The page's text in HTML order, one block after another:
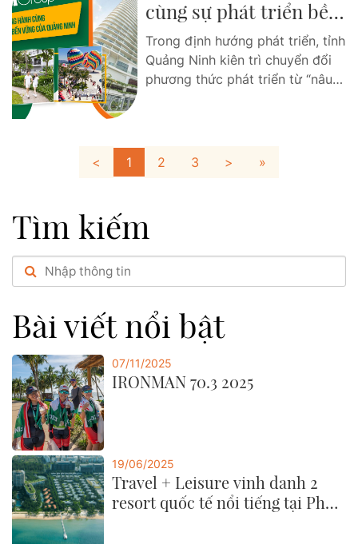
Marina, và cũng là những resort
cùng sự phát triển bền
vững của Quảng Ninh
Trong định hướng phát triển, tỉnh
Quảng Ninh kiên trì chuyển đổi
phương thức phát triển từ “nâu”
pháp mang tính đột phá, chiến
< 1 2 3 > »
Tìm kiếm
Bài viết nổi bật
07/11/2025
IRONMAN 70.3 2025
19/06/2025
Travel + Leisure vinh danh 2
resort quốc tế nổi tiếng tại Phu